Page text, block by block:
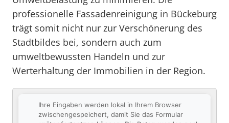
professionelle Fassadenreinigung in Bückeburg
trägt somit nicht nur zur Verschönerung des
Stadtbildes bei, sondern auch zum
umweltbewussten Handeln und zur
Werterhaltung der Immobilien in der Region.
Ihre Eingaben werden lokal in Ihrem Browser
zwischengespeichert, damit Sie das Formular